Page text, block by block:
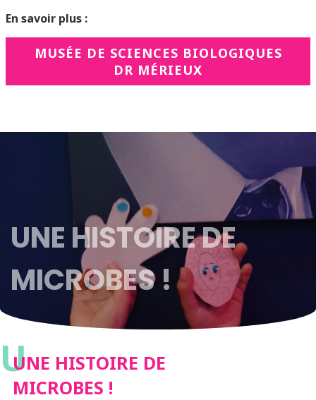
En savoir plus :
MUSÉE DE SCIENCES BIOLOGIQUES
DR MÉRIEUX
UNE HISTOIRE DE
MICROBES !
UUNE HISTOIRE DE
MICROBES !